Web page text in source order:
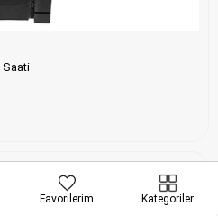
ürünlerde ekstra indirim • HIZLI
Saati
ONLINE ÖZEL
Favorilerim Kategoriler